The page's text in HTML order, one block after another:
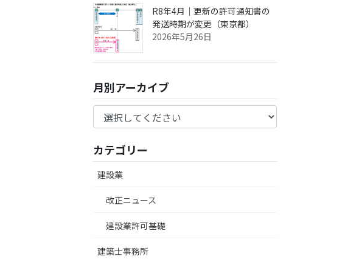
R8年4月｜更新の許可通知書の
発送時期が変更（東京都）
2026年5月26日
月別アーカイブ
カテゴリー
建設業
改正ニュース
建設業許可基礎
建築士事務所